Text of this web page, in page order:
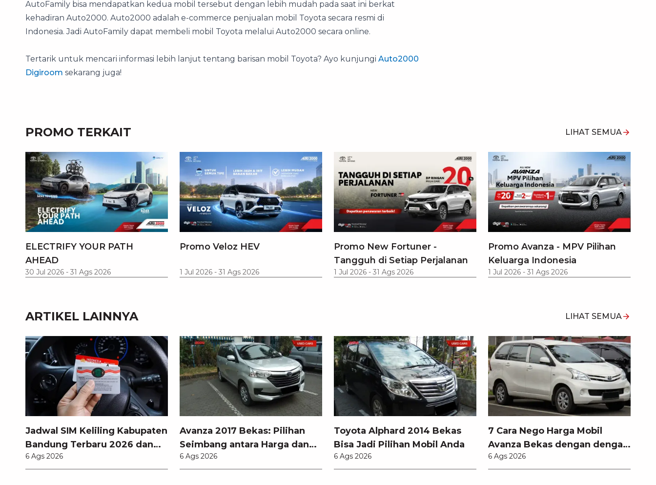
AutoFamily bisa mendapatkan kedua mobil tersebut dengan lebih mudah pada saat ini berkat
kehadiran Auto2000. Auto2000 adalah e-commerce penjualan mobil Toyota secara resmi di
Indonesia. Jadi AutoFamily dapat membeli mobil Toyota melalui Auto2000 secara online.
Tertarik untuk mencari informasi lebih lanjut tentang barisan mobil Toyota? Ayo kunjungi Auto2000
Digiroom sekarang juga!
PROMO TERKAIT LIHAT SEMUA
ELECTRIFY YOUR PATH
AHEAD
30 Jul 2026 - 31 Ags 2026
Promo Veloz HEV
1 Jul 2026 - 31 Ags 2026
Promo New Fortuner -
Tangguh di Setiap Perjalanan
1 Jul 2026 - 31 Ags 2026
Promo Avanza - MPV Pilihan
Keluarga Indonesia
1 Jul 2026 - 31 Ags 2026
ARTIKEL LAINNYA LIHAT SEMUA
Jadwal SIM Keliling Kabupaten
Bandung Terbaru 2026 dan
Lokasinya
6 Ags 2026
Avanza 2017 Bekas: Pilihan
Seimbang antara Harga dan
Fitur Modern
6 Ags 2026
Toyota Alphard 2014 Bekas
Bisa Jadi Pilihan Mobil Anda
6 Ags 2026
7 Cara Nego Harga Mobil
Avanza Bekas dengan dengan
Teknik Jitu Anti Rugi!
6 Ags 2026